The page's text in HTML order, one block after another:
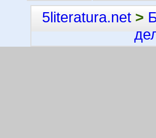
5literatura.net >